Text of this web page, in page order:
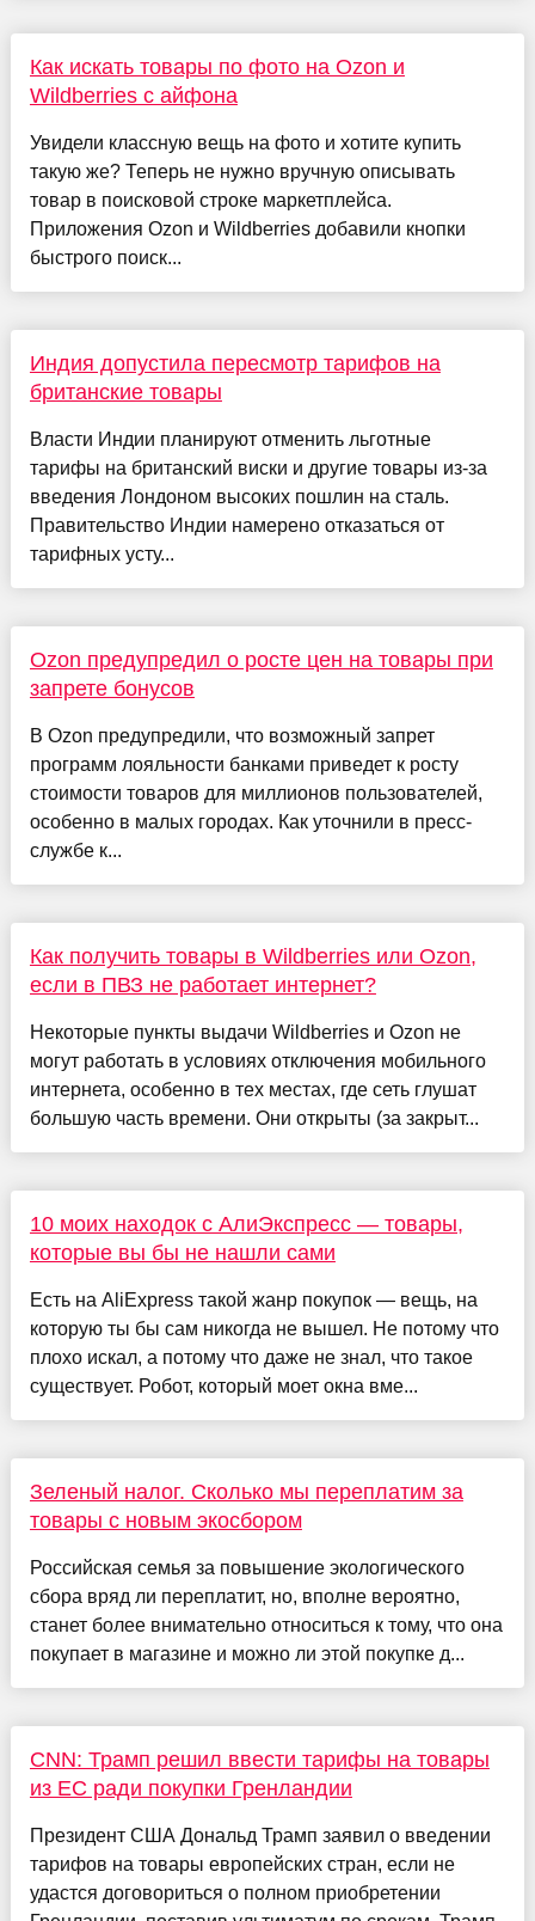
Как искать товары по фото на Ozon и
Wildberries с айфона
Увидели классную вещь на фото и хотите купить
такую же? Теперь не нужно вручную описывать
товар в поисковой строке маркетплейса.
Приложения Ozon и Wildberries добавили кнопки
быстрого поиск...
Индия допустила пересмотр тарифов на
британские товары
Власти Индии планируют отменить льготные
тарифы на британский виски и другие товары из-за
введения Лондоном высоких пошлин на сталь.
Правительство Индии намерено отказаться от
тарифных усту...
Ozon предупредил о росте цен на товары при
запрете бонусов
В Ozon предупредили, что возможный запрет
программ лояльности банками приведет к росту
стоимости товаров для миллионов пользователей,
особенно в малых городах. Как уточнили в пресс-
службе к...
Как получить товары в Wildberries или Ozon,
если в ПВЗ не работает интернет?
Некоторые пункты выдачи Wildberries и Ozon не
могут работать в условиях отключения мобильного
интернета, особенно в тех местах, где сеть глушат
большую часть времени. Они открыты (за закрыт...
10 моих находок с АлиЭкспресс — товары,
которые вы бы не нашли сами
Есть на AliExpress такой жанр покупок — вещь, на
которую ты бы сам никогда не вышел. Не потому что
плохо искал, а потому что даже не знал, что такое
существует. Робот, который моет окна вме...
Зеленый налог. Сколько мы переплатим за
товары с новым экосбором
Российская семья за повышение экологического
сбора вряд ли переплатит, но, вполне вероятно,
станет более внимательно относиться к тому, что она
покупает в магазине и можно ли этой покупке д...
CNN: Трамп решил ввести тарифы на товары
из ЕС ради покупки Гренландии
Президент США Дональд Трамп заявил о введении
тарифов на товары европейских стран, если не
удастся договориться о полном приобретении